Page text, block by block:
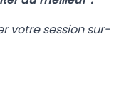
votre session sur-